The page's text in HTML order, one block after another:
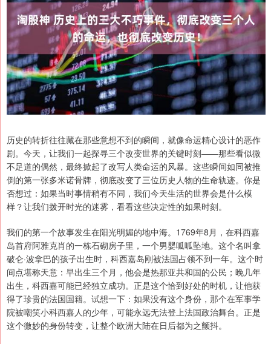
历史的转折往往藏在那些意想不到的瞬间，就像命运精心设计的恶作
剧。今天，让我们一起探寻三个改变世界的关键时刻——那些看似微
不足道的偶然，最终掀起了改写人类命运的风暴。这些瞬间如同被推
倒的第一张多米诺骨牌，彻底改变了三位历史人物的生命轨迹。你是
否想过：如果当时事情稍有不同，我们今天生活的世界会是什么模
样？让我们拨开时光的迷雾，看看这些决定性的如果时刻。
我们的第一个故事发生在阳光明媚的地中海。1769年8月，在科西嘉
岛首府阿雅克肖的一栋石砌房子里，一个男婴呱呱坠地。这个名叫拿
破仑·波拿巴的孩子出生时，科西嘉岛刚被法国占领不到一年。这个时
间点堪称天意：早出生三个月，他会是热那亚共和国的公民；晚几年
出生，科西嘉可能已经独立成功。正是这个恰到好处的时机，让他获
得了珍贵的法国国籍。试想一下：如果没有这个身份，那个在军事学
院被嘲笑小科西嘉人的少年，可能永远无法登上法国政治舞台。正是
这个微妙的身份转变，让整个欧洲大陆在日后都为之颤抖。